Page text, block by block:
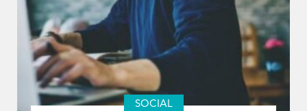
SOCIAL